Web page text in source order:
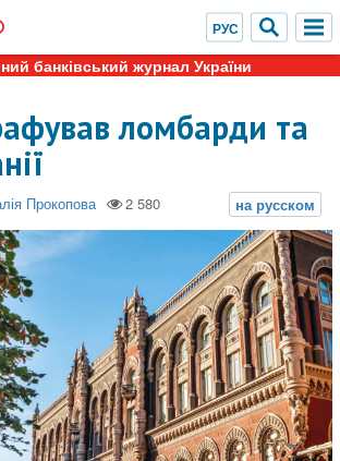
банківський журнал України
ломбарди та
Прокопова